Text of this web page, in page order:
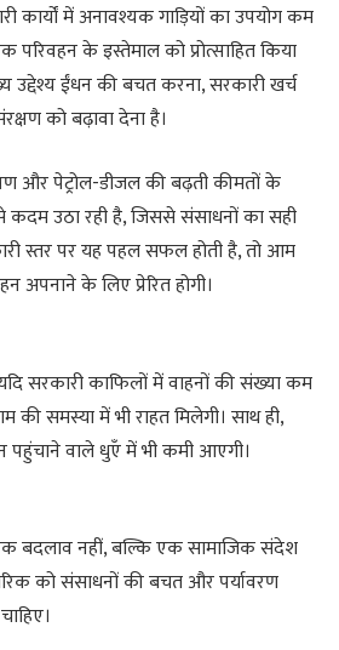
कार्यों में अनावश्यक गाड़ियों का उपयोग कम
परिवहन के इस्तेमाल को प्रोत्साहित किया
ईंधन की बचत करना, सरकारी खर्च
को बढ़ावा देना है।
पेट्रोल-डीजल की बढ़ती कीमतों के
उठा रही है, जिससे संसाधनों का सही
स्तर पर यह पहल सफल होती है, तो आम
अपनाने के लिए प्रेरित होगी।
सरकारी काफिलों में वाहनों की संख्या कम
की समस्या में भी राहत मिलेगी। साथ ही,
वाले धुएँ में भी कमी आएगी।
बदलाव नहीं, बल्कि एक सामाजिक संदेश
को संसाधनों की बचत और पर्यावरण